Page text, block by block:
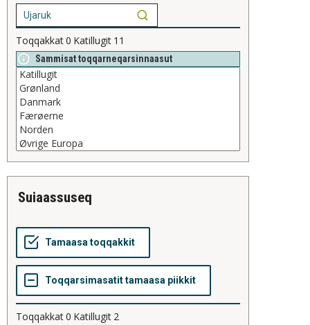
Toqqakkat0 Katillugit 11
Sammisat toqqarneqarsinnaasut
suiaassuseq
Toqqakkat0 Katillugit 2